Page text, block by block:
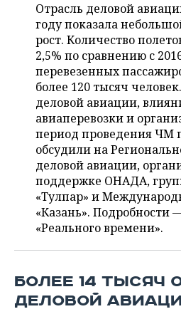
ONLINE-КОНФЕРЕНЦИИ
ОТКРЫТАЯ ЛЕКЦИЯ
ХОККЕЙ
БАСКЕТБОЛ
ВОЛЕЙБОЛ
КИБЕРСПОРТ
ФИГУРНОЕ КАТАНИЕ
ВОДНЫЕ ВИДЫ СПОРТА
ХОККЕЙ С МЯЧОМ
ВЛАСТЬ
ИНФРАСТРУКТУРА
ИСТОРИЯ
КУЛЬТУРА
МЕДИЦИНА
ОБРАЗОВАНИЕ
ПРОИСШЕСТВИЯ
СЮЖЕТЫ
СПРАВОЧНИК
СПИСОК ПЕРСОН
СПИСОК КОМПАНИЙ
ПОЛНАЯ ВЕРСИЯ
Отрасль деловой
году показала
рост. Количество
2,5% по сравнению с
перевезенных
более 120 тысяч
деловой авиации,
авиаперевозки и
период проведения ЧМ
обсудили на
деловой авиации,
поддержке ОНАДА,
«Тулпар» и
«Казань». Подробности
«Реального времени».
БОЛЕЕ 14 ТЫСЯЧ
ДЕЛОВОЙ